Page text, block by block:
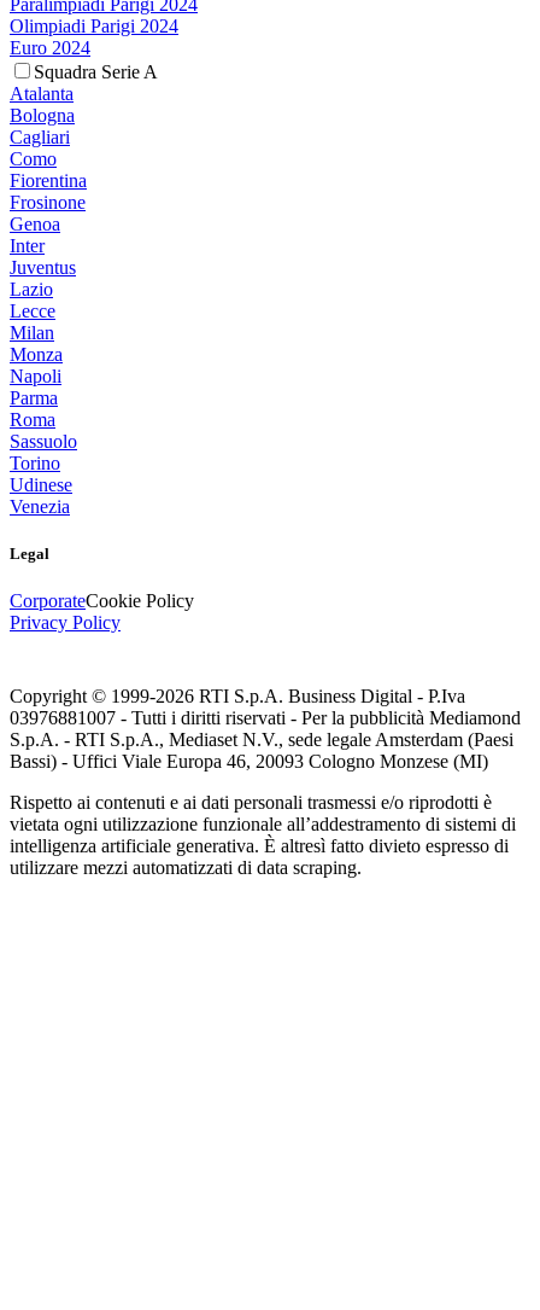
Olimpiadi Parigi 2024
Euro 2024
Squadra Serie A
Atalanta
Bologna
Cagliari
Como
Fiorentina
Frosinone
Genoa
Inter
Juventus
Lazio
Lecce
Milan
Monza
Napoli
Parma
Roma
Sassuolo
Torino
Udinese
Venezia
Legal
CorporateCookie Policy
Privacy Policy
Copyright © 1999-2026 RTI S.p.A. Business Digital - P.Iva
03976881007 - Tutti i diritti riservati - Per la pubblicità Mediamond
S.p.A. - RTI S.p.A., Mediaset N.V., sede legale Amsterdam (Paesi
Bassi) - Uffici Viale Europa 46, 20093 Cologno Monzese (MI)
Rispetto ai contenuti e ai dati personali trasmessi e/o riprodotti è
vietata ogni utilizzazione funzionale all’addestramento di sistemi di
intelligenza artificiale generativa. È altresì fatto divieto espresso di
utilizzare mezzi automatizzati di data scraping.